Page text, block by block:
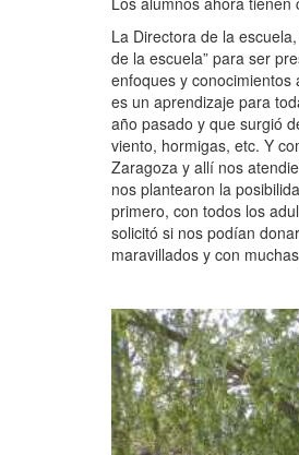
La Directora de la
de la escuela” para ser
enfoques y
es un aprendizaje para
año pasado y que surgió
viento, hormigas, etc. Y
Zaragoza y allí nos
nos plantearon la
primero, con todos los
solicitó si nos podían
maravillados y con